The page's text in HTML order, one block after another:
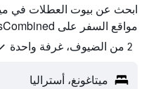
ابحث عن بيوت العطلات في
مواقع السفر على HotelsCombined وقارن بينها ووفّر.
2 من الضيوف، غرفة واحدة
ميتاغونغ، أستراليا